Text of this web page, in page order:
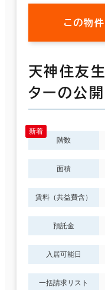
この物
天神住友生
ターの公
階数
面積
賃料（共益費含）
預託金
入居可能日
一括請求リスト